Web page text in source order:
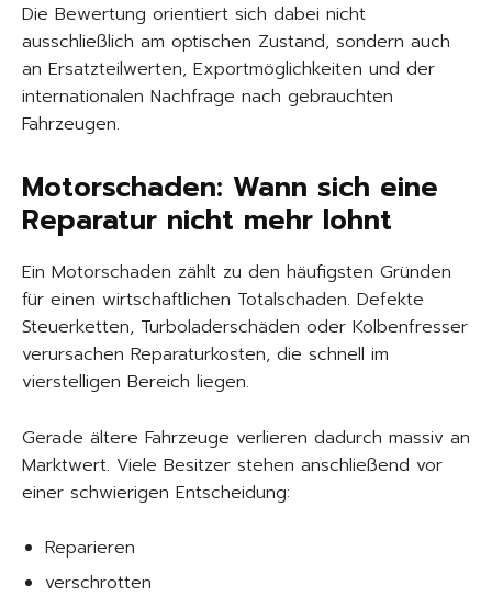
Die Bewertung orientiert sich dabei nicht
ausschließlich am optischen Zustand, sondern auch
an Ersatzteilwerten, Exportmöglichkeiten und der
internationalen Nachfrage nach gebrauchten
Fahrzeugen.
Motorschaden: Wann sich eine
Reparatur nicht mehr lohnt
Ein Motorschaden zählt zu den häufigsten Gründen
für einen wirtschaftlichen Totalschaden. Defekte
Steuerketten, Turboladerschäden oder Kolbenfresser
verursachen Reparaturkosten, die schnell im
vierstelligen Bereich liegen.
Gerade ältere Fahrzeuge verlieren dadurch massiv an
Marktwert. Viele Besitzer stehen anschließend vor
einer schwierigen Entscheidung:
Reparieren
verschrotten